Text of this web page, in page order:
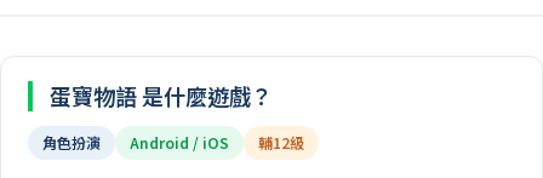
蛋寶物語 是什麼遊戲？
角色扮演 Android / iOS 輔12級